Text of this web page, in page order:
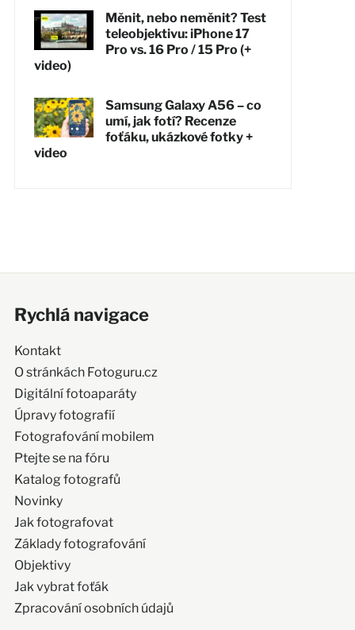
Měnit, nebo neměnit? Test
teleobjektivu: iPhone 17
Pro vs. 16 Pro / 15 Pro (+
video)
Samsung Galaxy A56 – co
umí, jak fotí? Recenze
foťáku, ukázkové fotky +
video
Rychlá navigace
Kontakt
O stránkách Fotoguru.cz
Digitální fotoaparáty
Úpravy fotografií
Fotografování mobilem
Ptejte se na fóru
Katalog fotografů
Novinky
Jak fotografovat
Základy fotografování
Objektivy
Jak vybrat foťák
Zpracování osobních údajů